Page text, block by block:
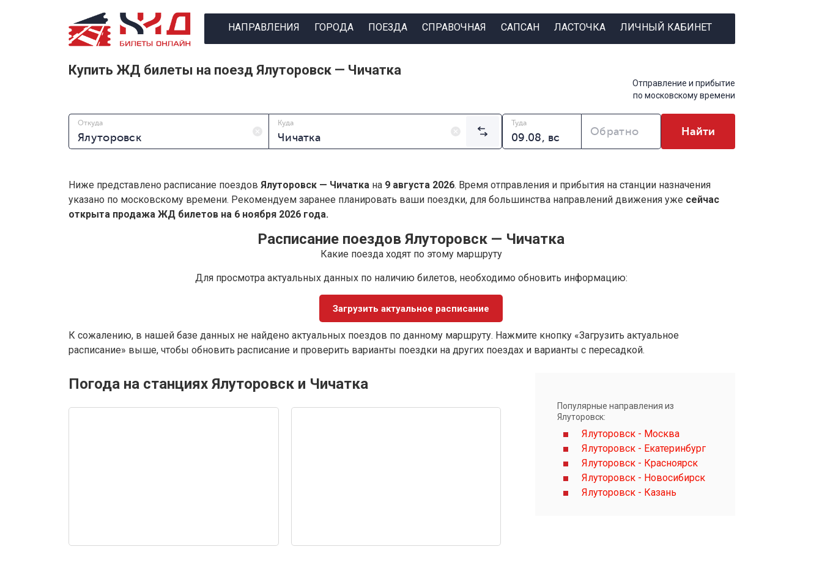
НАПРАВЛЕНИЯ ГОРОДА ПОЕЗДА СПРАВОЧНАЯ САПСАН ЛАСТОЧКА ЛИЧНЫЙ КАБИНЕТ
Купить ЖД билеты на поезд Ялуторовск — Чичатка
Отправление и прибытие
по московскому времени
Откуда Куда Туда
Обратно Найти
Ниже представлено расписание поездов Ялуторовск — Чичатка на 9 августа 2026. Время отправления и прибытия на станции назначения
указано по московскому времени. Рекомендуем заранее планировать ваши поездки, для большинства направлений движения уже сейчас
открыта продажа ЖД билетов на 6 ноября 2026 года.
Расписание поездов Ялуторовск — Чичатка
Какие поезда ходят по этому маршруту
Для просмотра актуальных данных по наличию билетов, необходимо обновить информацию:
Загрузить актуальное расписание
К сожалению, в нашей базе данных не найдено актуальных поездов по данному маршруту. Нажмите кнопку «Загрузить актуальное
расписание» выше, чтобы обновить расписание и проверить варианты поездки на других поездах и варианты с пересадкой.
Погода на станциях Ялуторовск и Чичатка
Популярные направления из
Ялуторовск:
Ялуторовск - Москва
Ялуторовск - Екатеринбург
Ялуторовск - Красноярск
Ялуторовск - Новосибирск
Ялуторовск - Казань